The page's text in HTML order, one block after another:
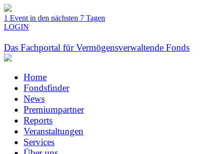
1 Event in den nächsten 7 Tagen
LOGIN
Das Fachportal für Vermögensverwaltende Fonds
Home
Fondsfinder
News
Premiumpartner
Reports
Veranstaltungen
Services